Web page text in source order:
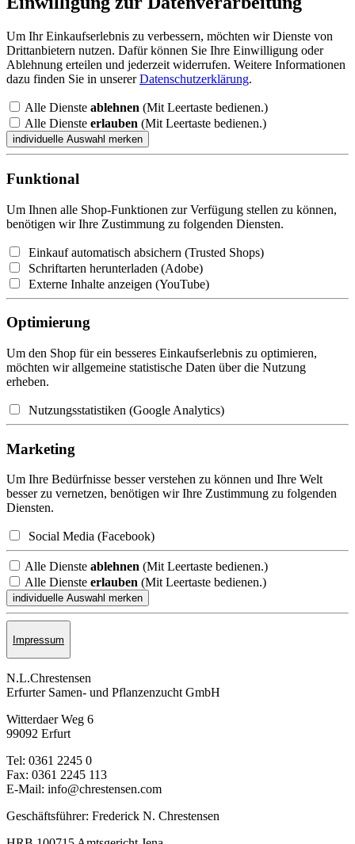
Um Ihr Einkaufserlebnis zu verbessern, möchten wir Dienste von
Drittanbietern nutzen. Dafür können Sie Ihre Einwilligung oder
Ablehnung erteilen und jederzeit widerrufen. Weitere Informationen
dazu finden Sie in unsererDatenschutzerklärung.
Alle Dienste ablehnen (Mit Leertaste bedienen.)
Alle Dienste erlauben (Mit Leertaste bedienen.)
Funktional
Um Ihnen alle Shop-Funktionen zur Verfügung stellen zu können,
benötigen wir Ihre Zustimmung zu folgenden Diensten.
Einkauf automatisch absichern (Trusted Shops)
Schriftarten herunterladen (Adobe)
Externe Inhalte anzeigen (YouTube)
Optimierung
Um den Shop für ein besseres Einkaufserlebnis zu optimieren,
möchten wir allgemeine statistische Daten über die Nutzung
erheben.
Nutzungsstatistiken (Google Analytics)
Marketing
Um Ihre Bedürfnisse besser verstehen zu können und Ihre Welt
besser zu vernetzen, benötigen wir Ihre Zustimmung zu folgenden
Diensten.
Social Media (Facebook)
Alle Dienste ablehnen (Mit Leertaste bedienen.)
Alle Dienste erlauben (Mit Leertaste bedienen.)
Impressum
N.L.Chrestensen
Erfurter Samen- und Pflanzen­zucht GmbH
Witterdaer Weg 6
99092 Erfurt
Tel: 0361 2245 0
Fax: 0361 2245 113
E-Mail: info@chrestensen.com
Geschäftsführer: Frederick N. Chrestensen